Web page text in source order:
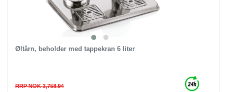
Øltårn, beholder med tappekran 6 liter
RRP NOK 3,758.94